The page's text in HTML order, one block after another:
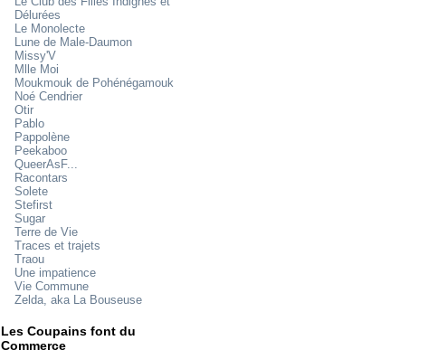
Délurées
Le Monolecte
Lune de Male-Daumon
Missy'V
Mlle Moi
Moukmouk de Pohénégamouk
Noé Cendrier
Otir
Pablo
Pappolène
Peekaboo
QueerAsF...
Racontars
Solete
Stefirst
Sugar
Terre de Vie
Traces et trajets
Traou
Une impatience
Vie Commune
Zelda, aka La Bouseuse
Les Coupains font du
Commerce